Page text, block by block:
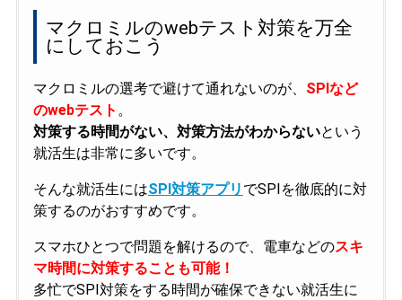
マクロミルのwebテスト対策を万全
にしておこう
マクロミルの選考で避けて通れないのが、 SPIなど
のwebテスト 。
対策する時間がない、対策方法がわからないという
就活生は非常に多いです。
そんな就活生にはSPI対策アプリ でSPIを徹底的に対
策するのがおすすめです。
スマホひとつで問題を解けるので、電車などのスキ
マ時間に対策することも可能！
多忙でSPI対策をする時間が確保できない就活生に